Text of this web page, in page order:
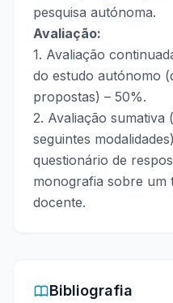
pesquisa autónoma.
Avaliação:
1. Avaliação
do estudo autónomo
propostas) – 50%.
2. Avaliação sumativa
seguintes
questionário de
monografia sobre um
docente.
Bibliografia